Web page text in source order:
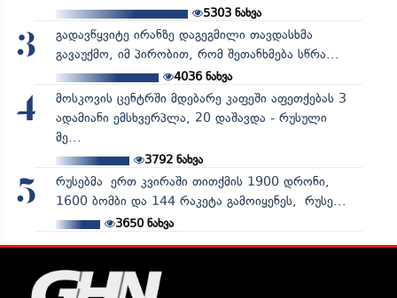
5303ნახვა
3
გადავწყვიტე ირანზე დაგეგმილი თავდასხმა
გავაუქმო, იმ პირობით, რომ შეთანხმება სწრა...
4036ნახვა
4
მოსკოვის ცენტრში მდებარე კაფეში აფეთქებას 3
ადამიანი ემსხვერპლა, 20 დაშავდა - რუსული
მე...
3792ნახვა
5
რუსებმა ერთ კვირაში თითქმის 1900 დრონი,
1600 ბომბი და 144 რაკეტა გამოიყენეს, რუსე...
3650ნახვა